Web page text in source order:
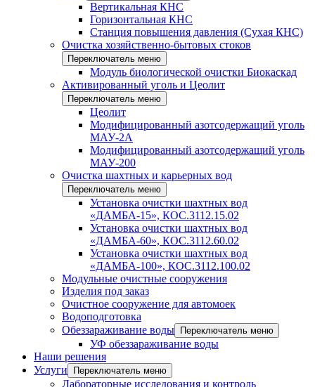
Вертикальная КНС
Горизонтальная КНС
Станция повышения давления (Сухая КНС)
Очистка хозяйственно-бытовых стоков
Переключатель меню
Модуль биологической очистки Биокаскад
Активированный уголь и Цеолит
Переключатель меню
Цеолит
Модифицированный азотсодержащий уголь
МАУ-2А
Модифицированный азотсодержащий уголь
МАУ-200
Очистка шахтных и карьерных вод
Переключатель меню
Установка очистки шахтных вод
«ДАМБА-15», КОС.3112.15.02
Установка очистки шахтных вод
«ДАМБА-60», КОС.3112.60.02
Установка очистки шахтных вод
«ДАМБА-100», КОС.3112.100.02
Модульные очистные сооружения
Изделия под заказ
Очистное сооружение для автомоек
Водоподготовка
Обеззараживание воды
Переключатель меню
УФ обеззараживание воды
Наши решения
Услуги
Переключатель меню
Лабораторные исследования и контроль